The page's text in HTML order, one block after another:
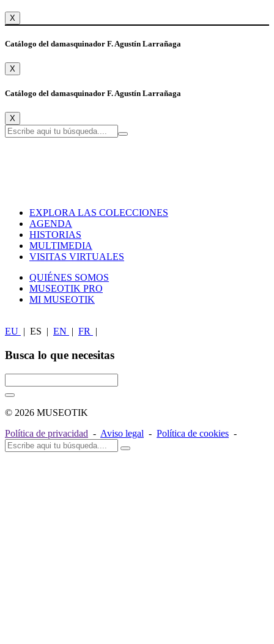
X
Catálogo del damasquinador F. Agustín Larrañaga
X
Catálogo del damasquinador F. Agustín Larrañaga
X
EXPLORA LAS COLECCIONES
AGENDA
HISTORIAS
MULTIMEDIA
VISITAS VIRTUALES
QUIÉNES SOMOS
MUSEOTIK PRO
MI MUSEOTIK
EU | ES | EN | FR |
Busca lo que necesitas
© 2026 MUSEOTIK
Política de privacidad - Aviso legal - Política de cookies -